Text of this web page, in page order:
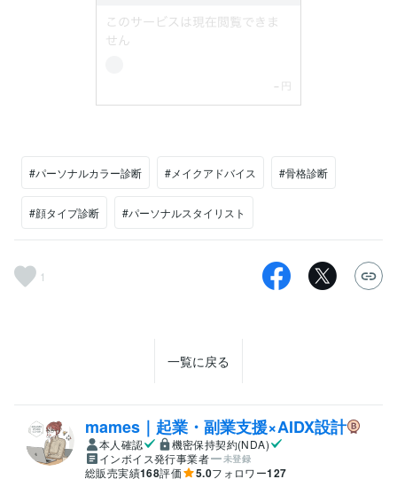
#パーソナルカラー診断 #メイクアドバイス #骨格診断
#顔タイプ診断 #パーソナルスタイリスト
1
一覧に戻る
mames｜起業・副業支援×AIDX設計
本人確認
機密保持契約(NDA)
インボイス発行事業者
未登録
総販売実績168評価 5.0フォロワー127